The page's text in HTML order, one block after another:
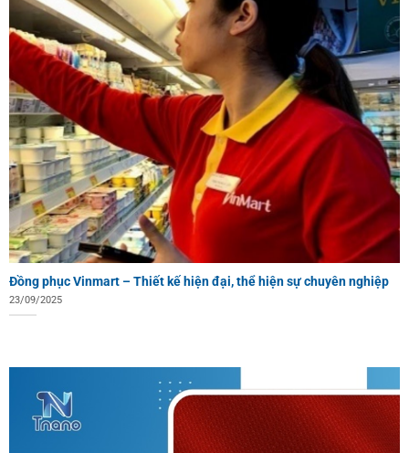
Đồng phục Vinmart – Thiết kế hiện đại, thể hiện sự chuyên nghiệp
23/09/2025